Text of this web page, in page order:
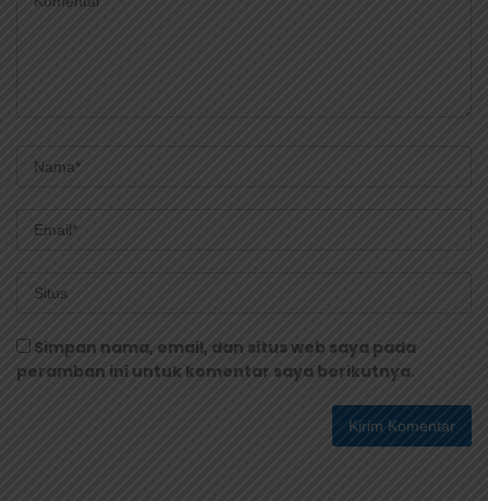
Simpan nama, email, dan situs web saya pada
peramban ini untuk komentar saya berikutnya.